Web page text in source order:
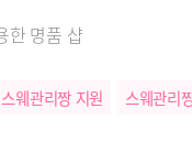
한 명품 샵
스웨관리짱 지원 스웨관리